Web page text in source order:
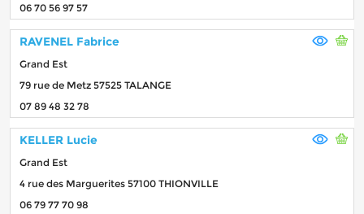
06 70 56 97 57
RAVENEL Fabrice
Grand Est
79 rue de Metz 57525 TALANGE
07 89 48 32 78
KELLER Lucie
Grand Est
4 rue des Marguerites 57100 THIONVILLE
06 79 77 70 98